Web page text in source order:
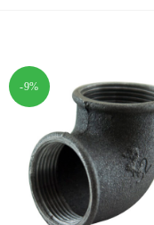
-9%